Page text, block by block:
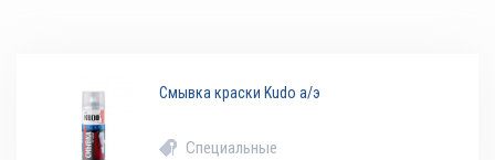
Смывка краски Kudo а/э
Специальные